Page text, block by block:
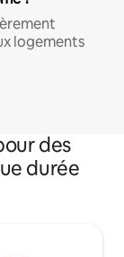
logements
des
durée